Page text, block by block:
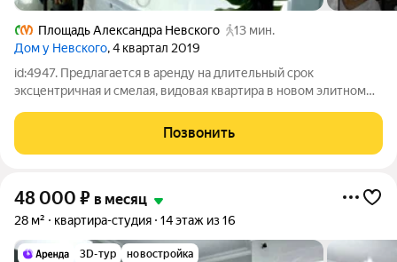
Площадь Александра Невского
13 мин.
Дом у Невского, 4 квартал 2019
id:4947. Предлагается в аренду на длительный срок
эксцентричная и смелая, видовая квартира в новом элитном
32 кв.м с восхитительными видами на собор. Произведен
дизайнерский ремонт. Благодаря
Позвонить
48 000 ₽ в месяц
28 м² квартира-студия 14 этаж из 16
3D-тур новостройка